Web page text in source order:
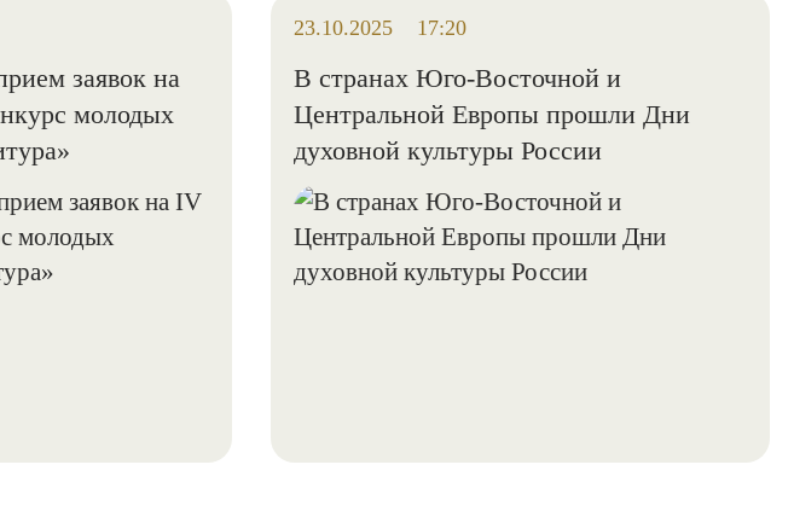
заявок на
молодых
23.10.2025 17:20
В странах Юго-Восточной и
Центральной Европы прошли Дни
духовной культуры России